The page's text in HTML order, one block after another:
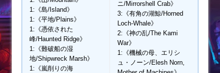
1:《島/Island》
1:《平地/Plains》
1:《憑依された
峰/Haunted Ridge》
1:《難破船の湿
地/Shipwreck Marsh》
1:《嵐削りの海
ニ/Mirrorshell Crab》
3:《有角の湖鯨/Horned
Loch-Whale》
2:《神の乱/The Kami
War》
1:《機械の母、エリシ
ュ・ノーン/Elesh Norn,